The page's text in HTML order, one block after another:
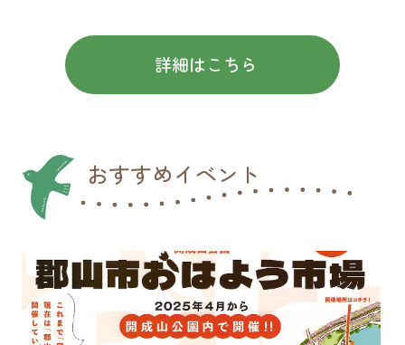
2026/04/22 お知らせ
2026/03/18 お知らせ
2026/03/17 お知らせ
若者・学生向け 実践型プロジェクト「開成
詳細はこちら
おすすめイベント